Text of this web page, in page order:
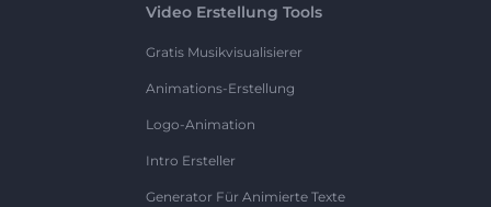
Video Erstellung Tools
Gratis Musikvisualisierer
Animations-Erstellung
Logo-Animation
Intro Ersteller
Generator Für Animierte Texte